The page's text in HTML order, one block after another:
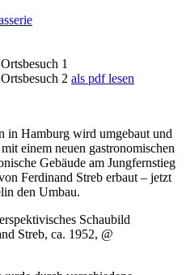
1
2 als pdf lesen
in Hamburg wird umgebaut und
einem neuen gastronomischen
Gebäude am Jungfernstieg
Ferdinand Streb erbaut – jetzt
den Umbau.
Schaubild
Streb, ca. 1952, @